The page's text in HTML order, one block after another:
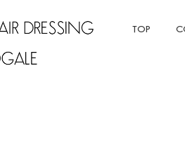
TOP